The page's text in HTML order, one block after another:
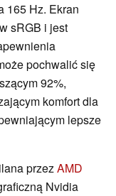
165 Hz. Ekran
sRGB i jest
pochwalić się
92%,
komfort dla
lepsze
przezAMD
Nvidia